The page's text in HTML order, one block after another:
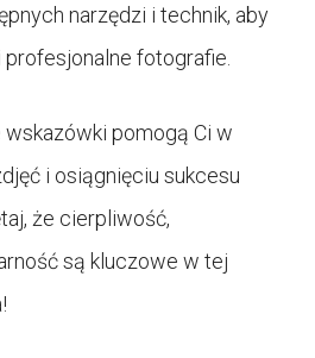
narzędzi i technik, aby
fotografie.
pomogą Ci w
i osiągnięciu sukcesu
że cierpliwość,
są kluczowe w tej